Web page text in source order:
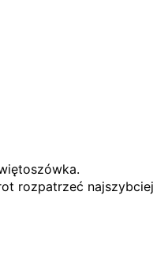
rozpatrzeć najszybciej